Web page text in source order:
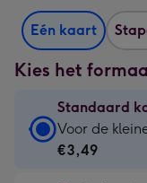
Eén kaart
Kies het
Standaard
Standaard
kaart
Voor de
€3,49